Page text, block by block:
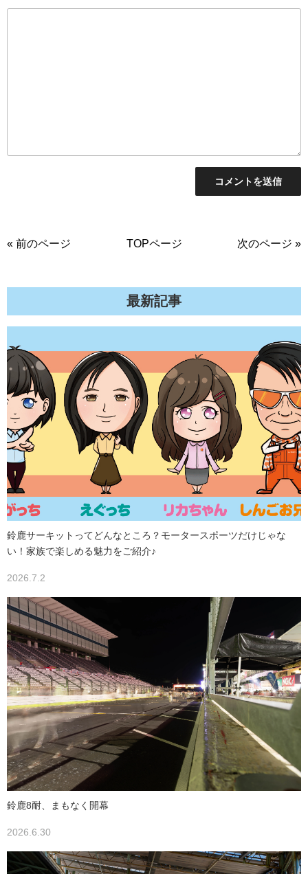
« 前のページ TOPページ 次のページ »
最新記事
鈴鹿サーキットってどんなところ？モータースポーツだけじゃな
い！家族で楽しめる魅力をご紹介♪
2026.7.2
鈴鹿8耐、まもなく開幕
2026.6.30